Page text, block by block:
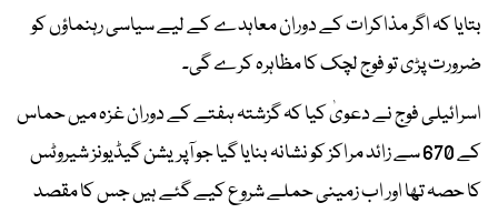
بتایا کہ اگر مذاکرات کے دوران معاہدے کے لیے سیاسی رہنماؤں کو
ضرورت پڑی تو فوج لچک کا مظاہرہ کرے گی۔
اسرائیلی فوج نے دعویٰ کیا کہ گزشتہ ہفتے کے دوران غزہ میں حماس
کے 670 سے زائد مراکز کو نشانہ بنایا گیا جو آپریشن گیڈیونز شیروٹس
کا حصہ تھا اور اب زمینی حملے شروع کیے گئے ہیں جس کا مقصد